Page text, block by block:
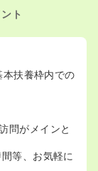
ト
扶養枠内での
問がメインと
等、お気軽に